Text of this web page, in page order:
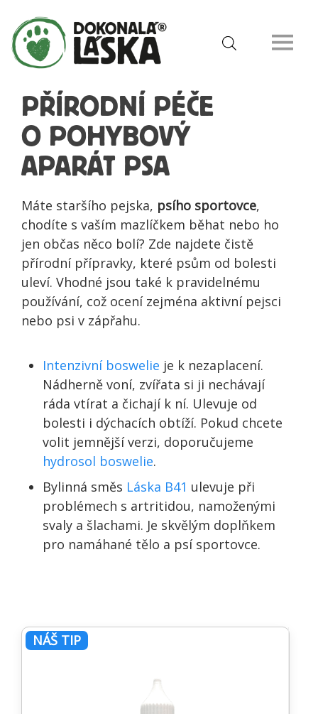
PŘÍRODNÍ PÉČE
O POHYBOVÝ
APARÁT PSA
Máte staršího pejska, psího sportovce,
chodíte s vaším mazlíčkem běhat nebo ho
jen občas něco bolí? Zde najdete čistě
přírodní přípravky, které psům od bolesti
uleví. Vhodné jsou také k pravidelnému
používání, což ocení zejména aktivní pejsci
nebo psi v zápřahu.
Intenzivní boswelie je k nezaplacení.
Nádherně voní, zvířata si ji nechávají
ráda vtírat a čichají k ní. Ulevuje od
bolesti i dýchacích obtíží. Pokud chcete
volit jemnější verzi, doporučujeme
hydrosol boswelie.
Bylinná směs Láska B41 ulevuje při
problémech s artritidou, namoženými
svaly a šlachami. Je skvělým doplňkem
pro namáhané tělo a psí sportovce.
NÁŠ TIP